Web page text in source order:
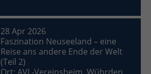
28 Apr 2026
Faszination Neuseeland – eine
Reise ans andere Ende der Welt
(Teil 2)